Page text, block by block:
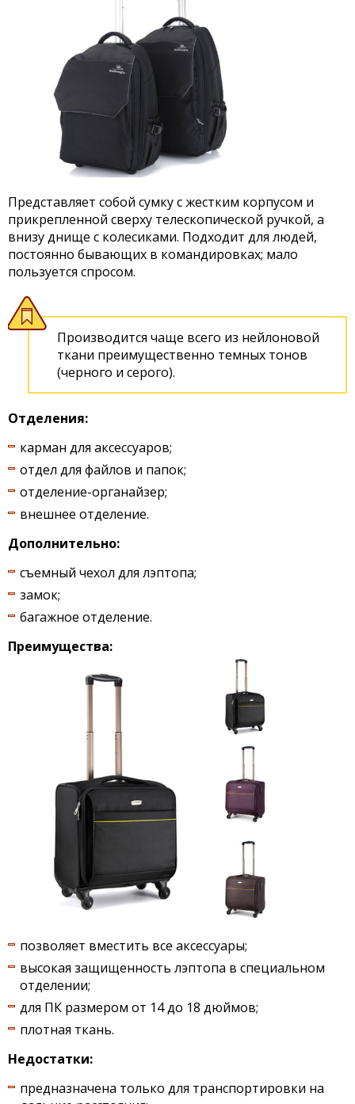
Представляет собой сумку с жестким корпусом и
прикрепленной сверху телескопической ручкой, а
внизу днище с колесиками. Подходит для людей,
постоянно бывающих в командировках; мало
пользуется спросом.
Производится чаще всего из нейлоновой
ткани преимущественно темных тонов
(черного и серого).
Отделения:
карман для аксессуаров;
отдел для файлов и папок;
отделение-органайзер;
внешнее отделение.
Дополнительно:
съемный чехол для лэптопа;
замок;
багажное отделение.
Преимущества:
позволяет вместить все аксессуары;
высокая защищенность лэптопа в специальном
отделении;
для ПК размером от 14 до 18 дюймов;
плотная ткань.
Недостатки:
предназначена только для транспортировки на